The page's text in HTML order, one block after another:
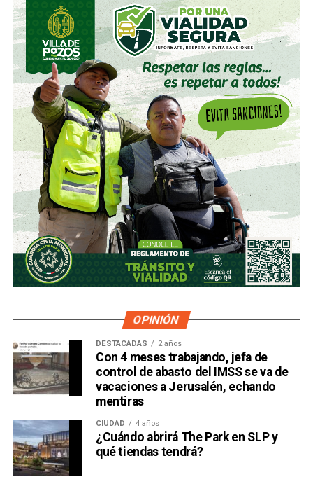
OPINIÓN
DESTACADAS 2 años
Con 4 meses trabajando, jefa de
control de abasto del IMSS se va de
vacaciones a Jerusalén, echando
mentiras
CIUDAD 4 años
¿Cuándo abrirá The Park en SLP y
qué tiendas tendrá?